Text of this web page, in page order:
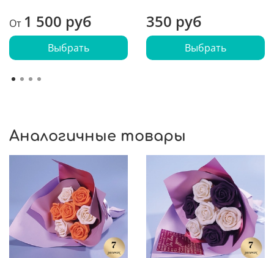
От 1 500 руб
Выбрать
350 руб
Выбрать
Аналогичные товары